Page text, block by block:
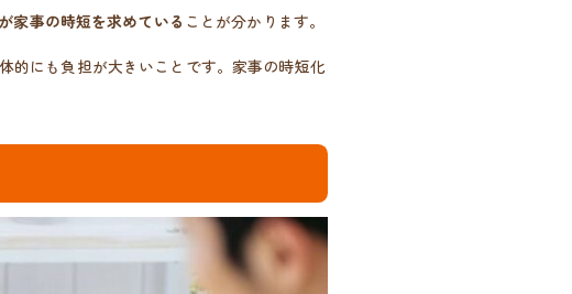
家事の時短を求めている ことが分かります。
的にも負担が大きいことです。家事の時短化